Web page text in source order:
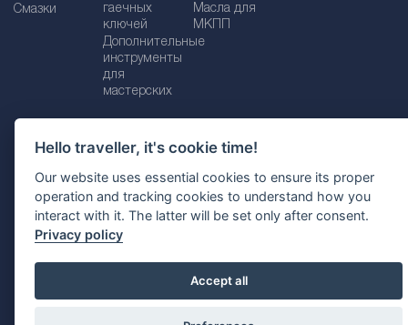
Hello traveller, it's cookie time!
Our website uses essential cookies to ensure its proper
operation and tracking cookies to understand how you
interact with it. The latter will be set only after consent.
Privacy policy
Accept all
Смазки
гаечных
ключей
Дополнительные
инструменты
для
мастерских
Масла для
МКПП
Политика конфиденциальности
Политика файлов Cookie Выбор страны